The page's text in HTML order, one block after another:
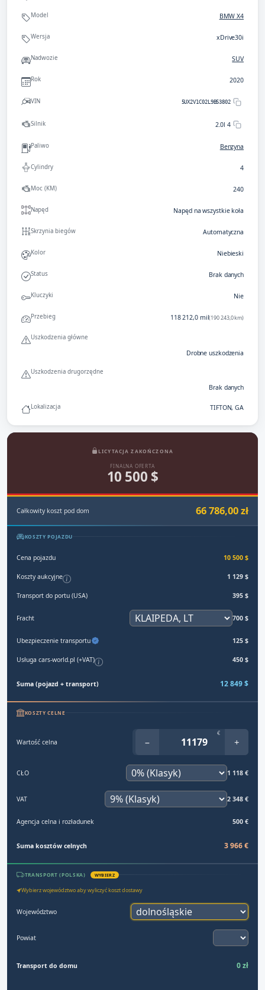
Model BMW X4
Wersja xDrive30i
Nadwozie SUV
Rok 2020
VIN 5UX2V1C02L9B53802
Silnik 2.0l 4
Paliwo Benzyna
Cylindry 4
Moc (KM) 240
Napęd Napęd na wszystkie koła
Skrzynia biegów Automatyczna
Kolor Niebieski
Status Brak danych
Kluczyki Nie
Przebieg 118 212,0 mil(190 243,0 km)
Uszkodzenia główne
Drobne uszkodzenia
Uszkodzenia drugorzędne
Brak danych
Lokalizacja TIFTON, GA
LICYTACJA ZAKOŃCZONA
FINALNA OFERTA
10 500 $
Całkowity koszt pod dom 66 786,00 zł
KOSZTY POJAZDU
Cena pojazdu 10 500 $
Koszty aukcyjne 1 129 $
Transport do portu (USA) 395 $
Fracht 700 $
Ubezpieczenie transportu 125 $
Usługa cars-world.pl (+VAT) 450 $
Suma (pojazd + transport) 12 849 $
KOSZTY CELNE
Wartość celna −
€
+
CŁO 1 118 €
VAT 2 348 €
Agencja celna i rozładunek 500 €
Suma kosztów celnych 3 966 €
TRANSPORT (POLSKA) WYBIERZ
Wybierz województwo aby wyliczyć koszt dostawy
Województwo
Powiat
Transport do domu 0 zł